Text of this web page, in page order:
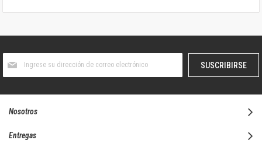
boletín
SUSCRIBIRSE
Nosotros
Entregas